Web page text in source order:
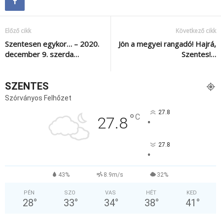
Előző cikk
Szentesen egykor… – 2020.
december 9. szerda…
Következő cikk
Jön a megyei rangadó! Hajrá,
Szentes!…
SZENTES
Szórványos Felhőzet
27.8°C 27.8
°
27.8
°
43% 8.9m/s 32%
PÉN
28°
SZO
33°
VAS
34°
HÉT
38°
KED
41 °